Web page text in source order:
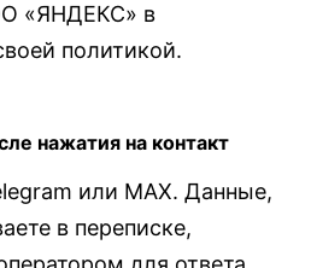
«ЯНДЕКС» в
политикой.
нажатия на контакт
или MAX. Данные,
в переписке,